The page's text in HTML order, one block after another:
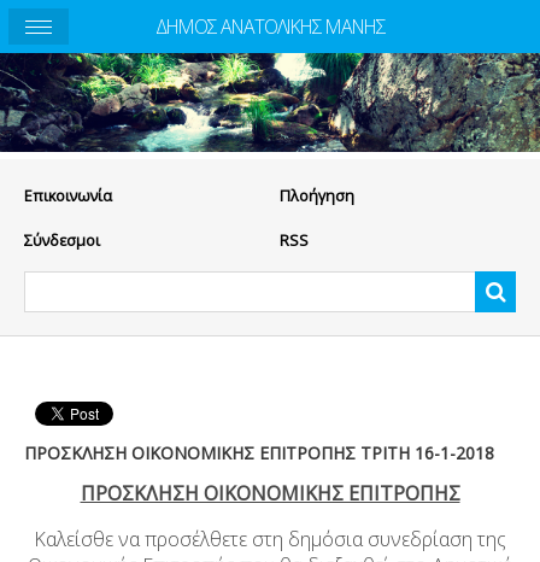
Eπικοινωνία Πλοήγηση
Σύνδεσμοι RSS
ΠΡΟΣΚΛΗΣΗ ΟΙΚΟΝΟΜΙΚΗΣ ΕΠΙΤΡΟΠΗΣ ΤΡΙΤΗ 16-1-2018
ΠΡΟΣΚΛΗΣΗ ΟΙΚΟΝΟΜΙΚΗΣ ΕΠΙΤΡΟΠΗΣ
Καλείσθε να προσέλθετε στη δημόσια συνεδρίαση της
ΔΗΜΟΣ ΑΝΑΤΟΛΙΚΗΣ ΜΑΝΗΣ